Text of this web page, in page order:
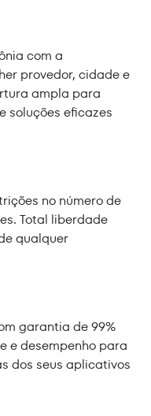
com a
provedor, cidade e
ampla para
soluções eficazes
no número de
Total liberdade
qualquer
garantia de 99%
e desempenho para
dos seus aplicativos